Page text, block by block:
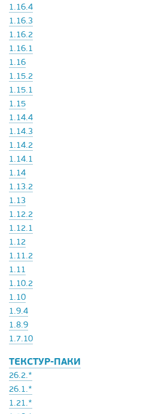
1.16.4
1.16.3
1.16.2
1.16.1
1.16
1.15.2
1.15.1
1.15
1.14.4
1.14.3
1.14.2
1.14.1
1.14
1.13.2
1.13
1.12.2
1.12.1
1.12
1.11.2
1.11
1.10.2
1.10
1.9.4
1.8.9
1.7.10
ТЕКСТУР-ПАКИ
26.2.*
26.1.*
1.21.*